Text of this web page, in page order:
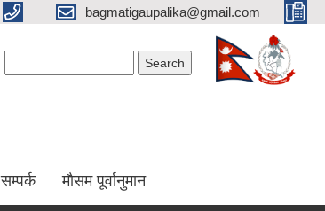
bagmatigaupalika@gmail.com
सम्पर्क मौसम पूर्वानुमान